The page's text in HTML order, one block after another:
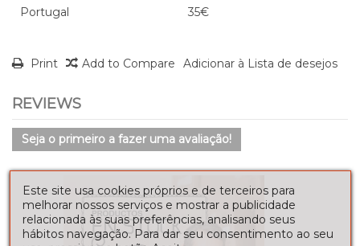
Portugal 35€
Print Add to Compare Adicionar à Lista de desejos
REVIEWS
Seja o primeiro a fazer uma avaliação!
Este site usa cookies próprios e de terceiros para
melhorar nossos serviços e mostrar a publicidade
relacionada às suas preferências, analisando seus
hábitos navegação. Para dar seu consentimento ao seu